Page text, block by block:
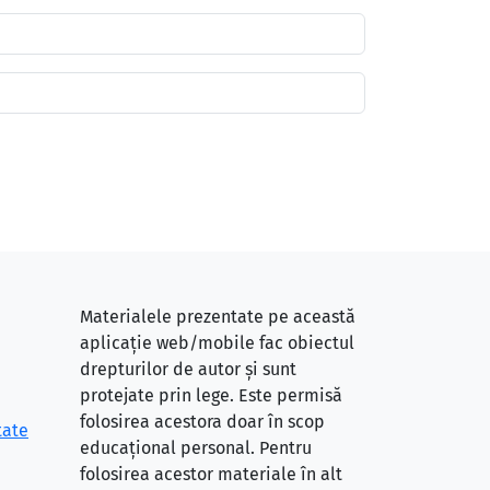
Materialele prezentate pe această
aplicație web/mobile fac obiectul
drepturilor de autor și sunt
protejate prin lege. Este permisă
folosirea acestora doar în scop
educațional personal. Pentru
folosirea acestor materiale în alt